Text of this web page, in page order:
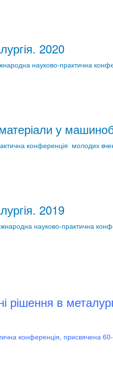
2020
науково-практична
матеріали у
конференція молодих
2019
науково-практична
рішення в
конференція, присвячена